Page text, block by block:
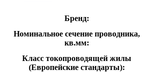
Бренд:
Номинальное сечение проводника,
кв.мм:
Класс токопроводящей жилы
(Европейские стандарты):